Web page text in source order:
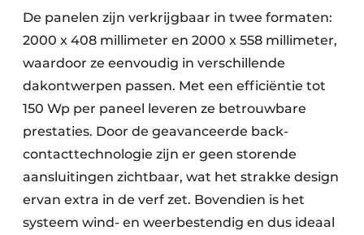
De panelen zijn verkrijgbaar in twee formaten:
2000 x 408 millimeter en 2000 x 558 millimeter,
waardoor ze eenvoudig in verschillende
dakontwerpen passen. Met een efficiëntie tot
150 Wp per paneel leveren ze betrouwbare
prestaties. Door de geavanceerde back-
contacttechnologie zijn er geen storende
aansluitingen zichtbaar, wat het strakke design
ervan extra in de verf zet. Bovendien is het
systeem wind- en weerbestendig en dus ideaal